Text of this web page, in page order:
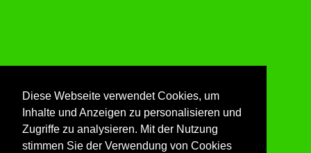
Feldabahn
Diese Webseite verwendet Cookies, um
Inhalte und Anzeigen zu personalisieren und
Zugriffe zu analysieren. Mit der Nutzung
stimmen Sie der Verwendung von Cookies